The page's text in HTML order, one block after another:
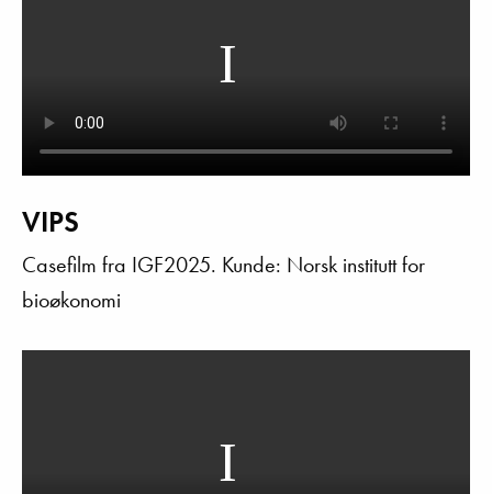
VIPS
Casefilm fra IGF2025. Kunde: Norsk institutt for
bioøkonomi